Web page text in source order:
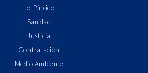
Lo Público
Sanidad
Justicia
Contratación
Medio Ambiente